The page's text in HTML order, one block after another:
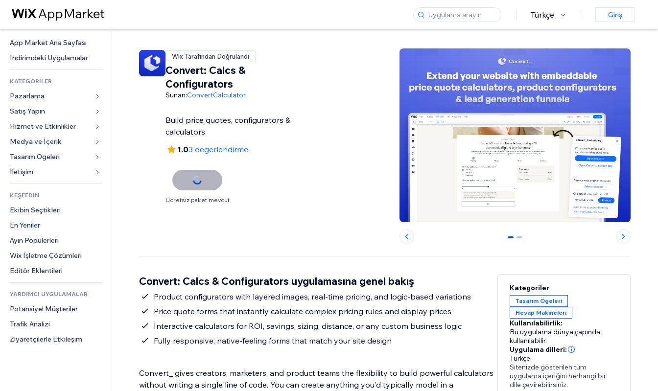
Türkçe Giriş
App Market Ana Sayfası
İndirimdeki Uygulamalar
KATEGORİLER
Pazarlama
Reklamlar
Mobil
Site Analizleri
Sosyal Ağ
Site Listeleri
E-posta
Satış Yapın
Mağazalar için uygulamalar
Gönderim ve Teslimat
Satış Düğmeleri
Muhasebe
Kuponlar ve Müşteri Sadakati
Depolama Çözümleri
Hizmet ve Etkinlikler
Oteller
Etkinlikler
Restoranlar
Emlak
Randevular
Medya ve İçerik
Galeri
Müzik
Podcast
Fotoğrafçılık
Video
PDF
Dosya Paylaşımı
Haberler
Tasarım Ögeleri
Haritalar ve Navigasyon
Gizlilik ve Güvenlik
Saat
Sayfa Şablonları
Görüntü Efektleri
Düğmeler ve Menüler
Afişler ve Rozetler
Hesap Makineleri
Arama
Hava Durumu
Grafik ve Tablolar
Formlar
Blog
Anketler
Sohbet
Yorumlar
Telefon
Topluluk
Değerlendirmeler ve Müşteri
KEŞFEDİN
Ekibin Seçtikleri
En Yeniler
Ayın Popülerleri
Wix İşletme Çözümleri
Editör Eklentileri
YARDIMCI UYGULAMALAR
Potansiyel Müşteriler
Trafik Analizi
Ziyaretçilerle Etkileşim
Wix Tarafından Doğrulandı
Convert: Calcs &
Configurators
Sunan:ConvertCalculator
Build price quotes, configurators &
calculators
1.03 değerlendirme
Ücretsiz paket mevcut
0 1
Convert: Calcs & Configurators uygulamasına genel bakış
Product configurators with layered images, real-time pricing, and logic-based variations
Price quote forms that instantly calculate complex pricing rules and display prices
Interactive calculators for ROI, savings, sizing, distance, or any custom business logic
Fully responsive, native-feeling forms that match your site design
Convert_ gives creators, marketers, and product teams the flexibility to build powerful calculators
without writing a single line of code. You can create anything you'd typically model in a
Kategoriler
Tasarım Ögeleri
Hesap Makineleri
Kullanılabilirlik:
Bu uygulama dünya çapında
kullanılabilir.
Uygulama dilleri:
Türkçe
Sitenizde gösterilen tüm
uygulama içeriğini herhangi bir
dile çevirebilirsiniz.